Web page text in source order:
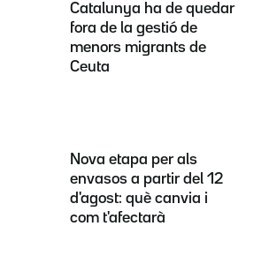
Catalunya ha de quedar
fora de la gestió de
menors migrants de
Ceuta
Nova etapa per als
envasos a partir del 12
d'agost: què canvia i
com t'afectarà